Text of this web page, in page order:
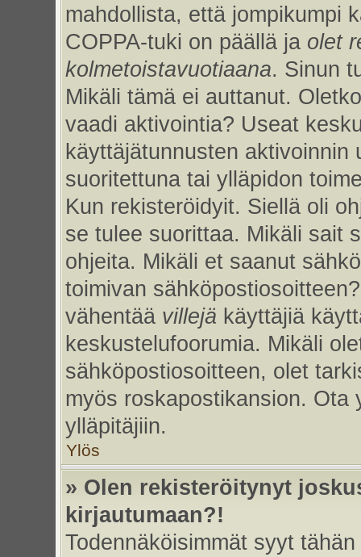
mahdollista, että jompikumpi
COPPA-tuki on päällä ja olet
kolmetoistavuotiaana. Sinun
Mikäli tämä ei auttanut.
vaadi aktivointia? Useat
käyttäjätunnusten
suoritettuna tai ylläpidon
Kun rekisteröidyit. Siellä oli
se tulee suorittaa. Mikäli sait
ohjeita. Mikäli et saanut
toimivan
vähentää villejä käyttäjiä
keskustelufoorumia. Mikäli
sähköpostiosoitteen, olet
myös roskapostikansion. Ota
ylläpitäjiin.
Ylös
» Olen rekisteröitynyt
kirjautumaan?!
Todennäköisimmät syyt